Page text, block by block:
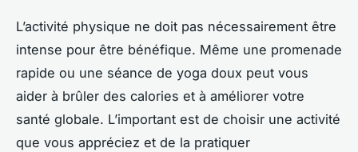
L’activité physique ne doit pas nécessairement être
intense pour être bénéfique. Même une promenade
rapide ou une séance de yoga doux peut vous
aider à brûler des calories et à améliorer votre
santé globale. L’important est de choisir une activité
que vous appréciez et de la pratiquer